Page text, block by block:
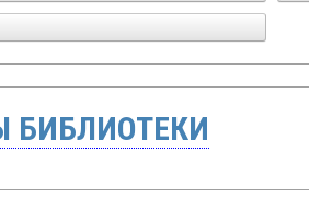
БИБЛИОТЕКИ